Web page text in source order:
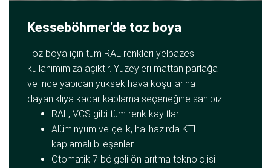
Kesseböhmer'de toz boya
Toz boya için tüm RAL renkleri yelpazesi
kullanımımıza açıktır. Yüzeyleri mattan parlağa
ve ince yapıdan yüksek hava koşullarına
dayanıklıya kadar kaplama seçeneğine sahibiz.
RAL, VCS gibi tüm renk kayıtları...
Alüminyum ve çelik, halihazırda KTL
kaplamalı bileşenler
Otomatik 7 bölgeli ön arıtma teknolojisi